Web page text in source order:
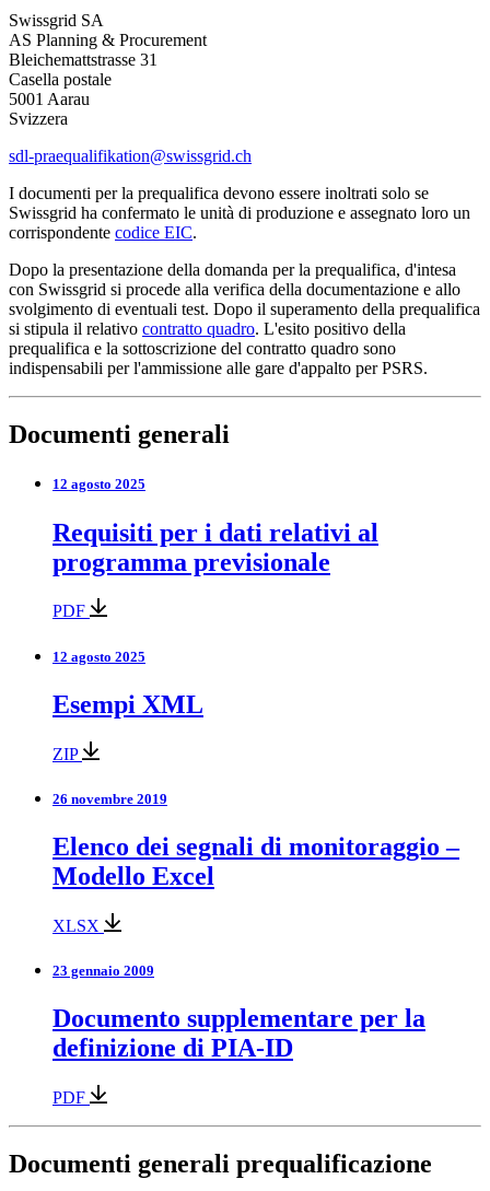
Swissgrid SA
AS Planning & Procurement
Bleichemattstrasse 31
Casella postale
5001 Aarau
Svizzera
sdl-praequalifikation@swissgrid.ch
I documenti per la prequalifica devono essere inoltrati solo se
Swissgrid ha confermato le unità di produzione e assegnato loro un
corrispondente codice EIC.
Dopo la presentazione della domanda per la prequalifica, d'intesa
con Swissgrid si procede alla verifica della documentazione e allo
svolgimento di eventuali test. Dopo il superamento della prequalifica
si stipula il relativo contratto quadro. L'esito positivo della
prequalifica e la sottoscrizione del contratto quadro sono
indispensabili per l'ammissione alle gare d'appalto per PSRS.
Documenti generali
12 agosto 2025
Requisiti per i dati relativi al
programma previsionale
PDF
12 agosto 2025
Esempi XML
ZIP
26 novembre 2019
Elenco dei segnali di monitoraggio –
Modello Excel
XLSX
23 gennaio 2009
Documento supplementare per la
definizione di PIA-ID
PDF
Documenti generali prequalificazione